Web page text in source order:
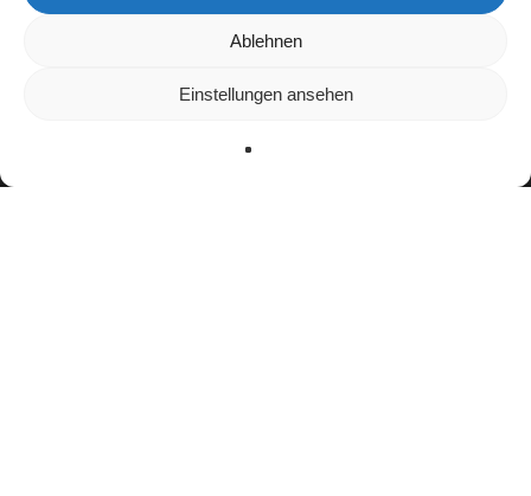
Ablehnen
Einstellungen ansehen
Wir verwenden Cookies, um dir die bestmögliche Erfahrung
wir verwenden oder sie ausschalten.